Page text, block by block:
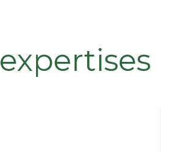
expertises